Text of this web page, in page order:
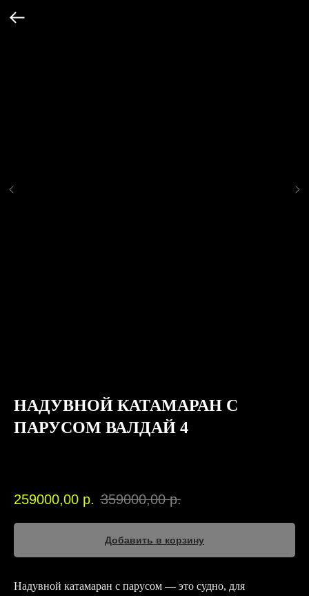
НАДУВНОЙ КАТАМАРАН С
ПАРУСОМ ВАЛДАЙ 4
259000,00 р. 359000,00 р.
Добавить в корзину
Надувной катамаран с парусом — это судно, для